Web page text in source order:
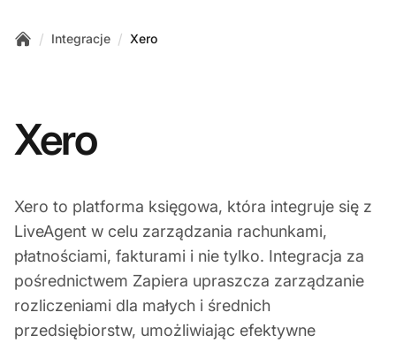
/ Integracje / Xero
Xero
Xero to platforma księgowa, która integruje się z
LiveAgent w celu zarządzania rachunkami,
płatnościami, fakturami i nie tylko. Integracja za
pośrednictwem Zapiera upraszcza zarządzanie
rozliczeniami dla małych i średnich
przedsiębiorstw, umożliwiając efektywne